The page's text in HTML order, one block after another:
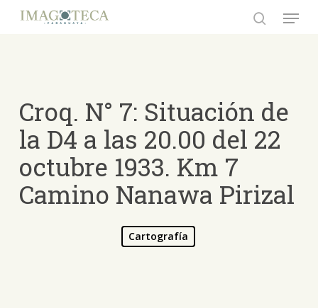
Menu
Croq. N° 7: Situación de
la D4 a las 20.00 del 22
octubre 1933. Km 7
Camino Nanawa Pirizal
Cartografía